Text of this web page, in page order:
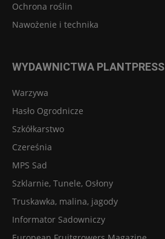
Ochrona roślin
Nawożenie i technika
WYDAWNICTWA PLANTPRESS
Warzywa
Hasło Ogrodnicze
Szkółkarstwo
Czereśnia
MPS Sad
Szklarnie, Tunele, Osłony
Truskawka, malina, jagody
Informator Sadowniczy